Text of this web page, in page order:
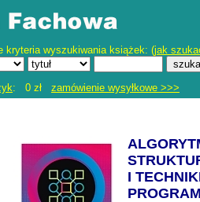
kryteria wyszukiwania książek: (jak
: 0 zł zamówienie wysyłkowe >>>
I